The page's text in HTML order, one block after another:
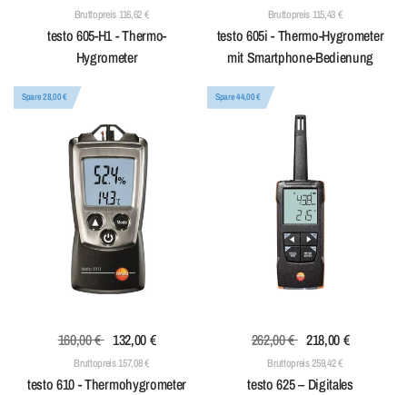
Bruttopreis 116,62 €
testo 605-H1 - Thermo-
Hygrometer
Bruttopreis 115,43 €
testo 605i - Thermo-Hygrometer
mit Smartphone-Bedienung
Spare 28,00 €
160,00 € 132,00 €
Bruttopreis 157,08 €
testo 610 - Thermohygrometer
Spare 44,00 €
262,00 € 218,00 €
Bruttopreis 259,42 €
testo 625 – Digitales